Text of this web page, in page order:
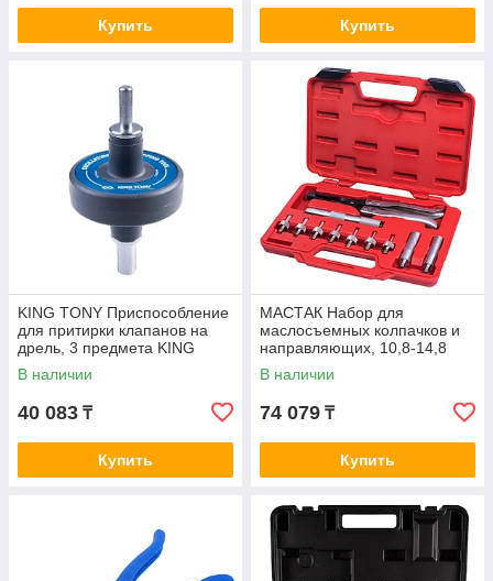
Купить Купить
KING TONY Приспособление
для притирки клапанов на
дрель, 3 предмета KING
TONY 9AH0331
В наличии
40 083 ₸
Купить
МАСТАК Набор для
маслосъемных колпачков и
направляющих, 10,8-14,8
мм, кейс, 11 предметов
МАСТАК 103-14001C
В наличии
74 079 ₸
Купить